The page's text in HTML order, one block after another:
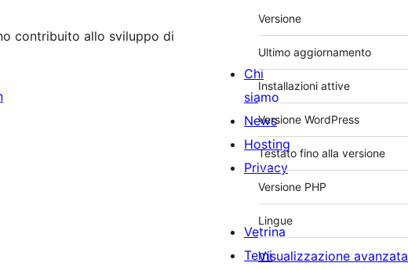
contribuito allo sviluppo di
Meta
Versione
Ultimo aggiornamento
Installazioni attive
Versione WordPress
Testato fino alla versione
Versione PHP
Lingue
Visualizzazione avanzata
Chi
siamo
News
Hosting
Privacy
Vetrina
Temi